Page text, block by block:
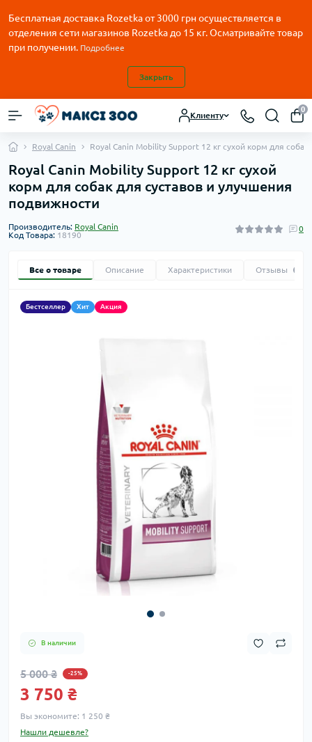
Бесплатная доставка Rozetka от3000 грн осуществляется в
отделения сети магазинов Rozetka до 15 кг. Осматривайте товар
при получении. Подробнее
Закрыть
Клиенту
0
Royal Canin Royal Canin Mobility Support 12 кг сухой корм для
Royal Canin Mobility Support 12 кг сухой
корм для собак для суставов и улучшения
подвижности
Производитель: Royal Canin
Код Товара: 18190
0
Все о товаре Описание Характеристики Отзывы
Бестселлер Хит Акция
В наличии
5 000 ₴ -25%
3 750 ₴
Вы экономите: 1 250 ₴
Нашли дешевле?